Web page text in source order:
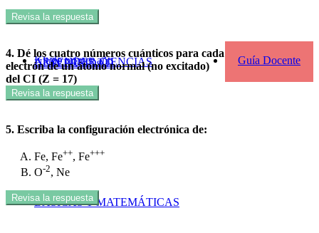
UNIVERSIDAD
APRENDER CIENCIAS
BÁSICAS Y MATEMÁTICAS
Guía Docente
Kit de primer año
Revisa la respuesta
4. Dé los cuatro números cuánticos para cada
electrón de un átomo normal (no excitado)
del CI (Z = 17)
Revisa la respuesta
5. Escriba la configuración electrónica de:
Fe, Fe++, Fe+++
O-2, Ne
Revisa la respuesta